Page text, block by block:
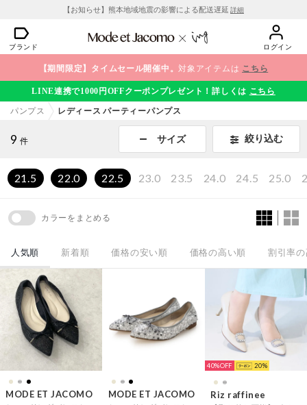
【お知らせ】熊本地域地震の影響による配送遅延 詳細
ブランド ログイン
【期間限定】タイムセール開催中。対象アイテムは こちら
LINE連携で1000円OFFクーポンプレゼント！詳しくは こちら
パンプス レディース パーティーパンプス
9 件 サイズ 絞り込む
21.5 22.0 22.5 23.0 23.5 24.0 24.5 25.0
カラーをまとめる
人気順 新着順 価格の安い順 価格の高い順 割引率
MODE ET JACOMO MODE ET JACOMO
40% 20
Riz raffinee